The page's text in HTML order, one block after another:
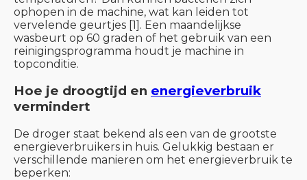
ophopen in de machine, wat kan leiden tot
vervelende geurtjes [1]. Een maandelijkse
wasbeurt op 60 graden of het gebruik van een
reinigingsprogramma houdt je machine in
topconditie.
Hoe je droogtijd en energieverbruik
vermindert
De droger staat bekend als een van de grootste
energieverbruikers in huis. Gelukkig bestaan er
verschillende manieren om het energieverbruik te
beperken: